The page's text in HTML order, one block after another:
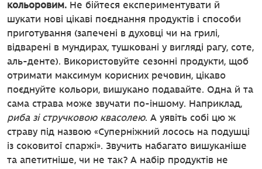
кольоровим. Не бійтеся експериментувати й
шукати нові цікаві поєднання продуктів і способи
приготування (запечені в духовці чи на грилі,
відварені в мундирах, тушковані у вигляді рагу, соте,
аль-денте). Використовуйте сезонні продукти, щоб
отримати максимум корисних речовин, цікаво
поєднуйте кольори, вишукано подавайте. Одна й та
сама страва може звучати по-іншому. Наприклад,
риба зі стручковою квасолею. А уявіть собі цю ж
страву під назвою «Суперніжний лосось на подушці
із соковитої спаржі». Звучить набагато вишуканіше
та апетитніше, чи не так? А набір продуктів не